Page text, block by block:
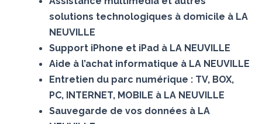
solutions technologiques à domicile à LA
NEUVILLE
Support iPhone et iPad à LA NEUVILLE
Aide à l’achat informatique à LA NEUVILLE
Entretien du parc numérique : TV, BOX,
PC, INTERNET, MOBILE à LA NEUVILLE
Sauvegarde de vos données à LA